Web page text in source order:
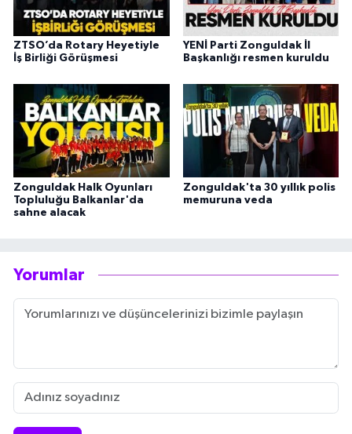
ZTSO’da Rotary Heyetiyle
İş Birliği Görüşmesi
YENİ Parti Zonguldak İl
Başkanlığı resmen kuruldu
Zonguldak Halk Oyunları
Topluluğu Balkanlar'da
sahne alacak
Zonguldak'ta 30 yıllık polis
memuruna veda
Yorumlar